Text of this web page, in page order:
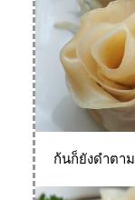
ก้นก็ยังดำตา